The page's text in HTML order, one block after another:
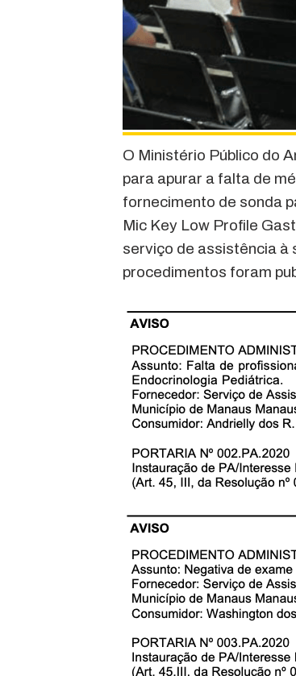
O Ministério Público do
para apurar a falta de
fornecimento de sonda
Mic Key Low Profile
serviço de assistência à
procedimentos foram